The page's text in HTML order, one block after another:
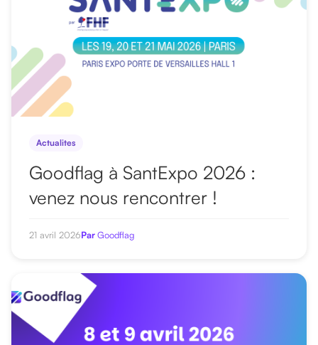
Actualites
Goodflag à SantExpo 2026 :
venez nous rencontrer !
21 avril 2026ParGoodflag